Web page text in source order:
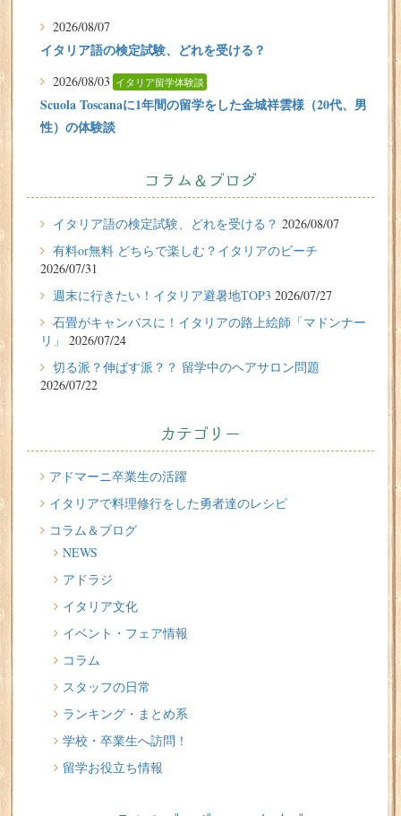
2026/08/07
イタリア語の検定試験、どれを受ける？
2026/08/03 イタリア留学体験談
Scuola Toscanaに1年間の留学をした金城祥雲様（20代、男
性）の体験談
有料or無料 どちらで楽しむ？イタリアのビーチ
フィレンツェに1週間の語学留学をしたT.Sさん（10代、女
性）の体験談
2026/07/27
週末に行きたい！イタリア避暑地TOP3
2026/07/24
石畳がキャンバスに！イタリアの路上絵師「マドンナー
リ」
切る派？伸ばす派？？ 留学中のヘアサロン問題
2026/07/20
イタリア人はどんなジェラートを食べる？
2026/07/17
イタリアが誇る3人の天才芸術家 その傑作を見に行こう！
2026/07/16
味わってみたい！魚介の「ごった煮」 リヴォルノの
Cacciucco（カッチュッコ）
コラム＆ブログ
イタリア語の検定試験、どれを受ける？ 2026/08/07
有料or無料 どちらで楽しむ？イタリアのビーチ
2026/07/31
週末に行きたい！イタリア避暑地TOP3 2026/07/27
石畳がキャンバスに！イタリアの路上絵師「マドンナー
リ」
2026/07/24
切る派？伸ばす派？？ 留学中のヘアサロン問題
2026/07/22
カテゴリー
アドマーニ卒業生の活躍
イタリアで料理修行をした勇者達のレシピ
コラム＆ブログ
NEWS
アドラジ
イタリア文化
イベント・フェア情報
コラム
スタッフの日常
ランキング・まとめ系
学校・卒業生へ訪問！
留学お役立ち情報